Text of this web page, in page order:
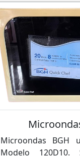
Microondas BGH
Modelo 120D10.